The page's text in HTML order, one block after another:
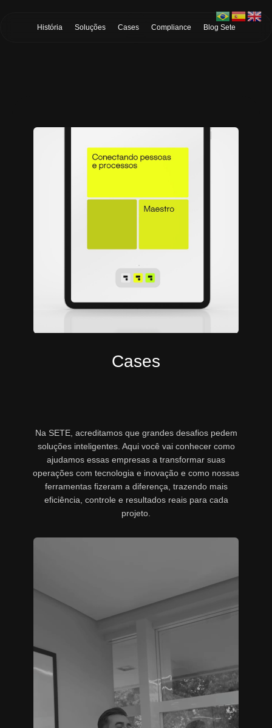
História Soluções Cases Compliance Blog Sete
Cases
Na SETE, acreditamos que grandes desafios pedem
soluções inteligentes. Aqui você vai conhecer como
ajudamos essas empresas a transformar suas
operações com tecnologia e inovação e como nossas
ferramentas fizeram a diferença, trazendo mais
eficiência, controle e resultados reais para cada
projeto.